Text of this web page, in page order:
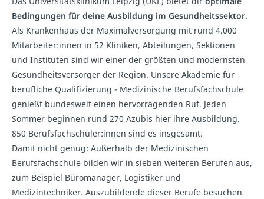
Bedingungen für deine Ausbildung im Gesundheitssektor.
Als Krankenhaus der Maximalversorgung mit rund 4.000
Mitarbeiter:innen in 52 Kliniken, Abteilungen, Sektionen
und Instituten sind wir einer der größten und modernsten
Gesundheitsversorger der Region. Unsere Akademie für
berufliche Qualifizierung - Medizinische Berufsfachschule
genießt bundesweit einen hervorragenden Ruf. Jeden
Sommer beginnen rund 270 Azubis hier ihre Ausbildung.
850 Berufsfachschüler:innen sind es insgesamt.
Damit nicht genug: Außerhalb der Medizinischen
Berufsfachschule bilden wir in sieben weiteren Berufen aus,
zum Beispiel Büromanager, Logistiker und
Medizintechniker. Auszubildende dieser Berufe besuchen